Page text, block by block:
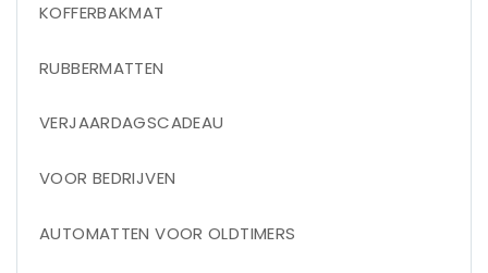
KOFFERBAKMAT
RUBBERMATTEN
VERJAARDAGSCADEAU
VOOR BEDRIJVEN
AUTOMATTEN VOOR OLDTIMERS